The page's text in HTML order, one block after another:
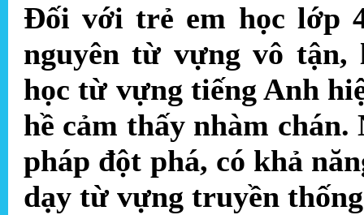
Đối với trẻ em học lớp
nguyên từ vựng vô
học từ vựng tiếng Anh
hề cảm thấy nhàm
pháp đột phá, có khả
dạy từ vựng truyền